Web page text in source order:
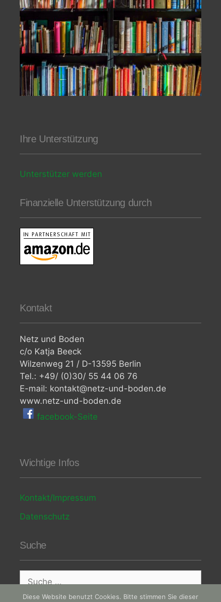
Ihre Unterstützung
Unterstützer werden
Finanzielle Unterstützung durch
Kontakt
Netz und Boden
c/o Katja Beeck
Wilzenweg 21 / D-13595 Berlin
Tel.: +49/ (0)30/ 55 44 06 76
E-mail: kontakt@netz-und-boden.de
www.netz-und-boden.de
facebook-Seite
Wichtige Infos
Kontakt/Impressum
Datenschutz
Suche
Diese Website benutzt Cookies. Bitte stimmen Sie dieser